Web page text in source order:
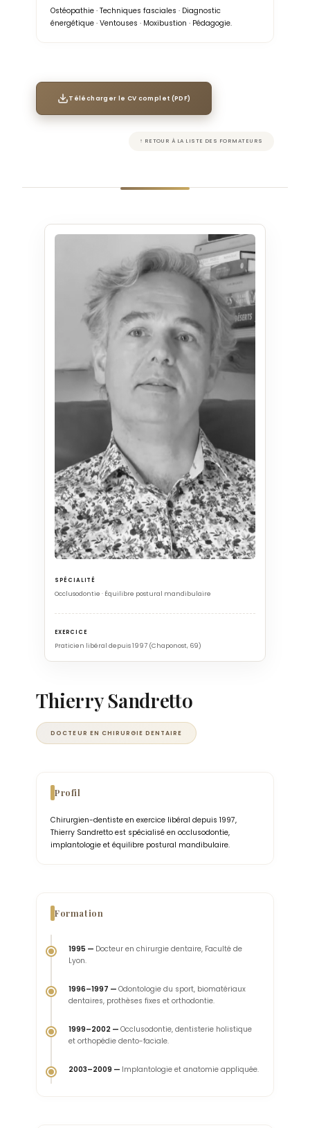
Ostéopathie · Techniques fasciales · Diagnostic
énergétique · Ventouses · Moxibustion · Pédagogie.
Télécharger le CV complet (PDF)
↑ RETOUR À LA LISTE DES FORMATEURS
SPÉCIALITÉ
Occlusodontie · Équilibre postural mandibulaire
EXERCICE
Praticien libéral depuis 1997 (Chaponost, 69)
Thierry Sandretto
DOCTEUR EN CHIRURGIE DENTAIRE
Profil
Chirurgien-dentiste en exercice libéral depuis 1997,
Thierry Sandretto est spécialisé en occlusodontie,
implantologie et équilibre postural mandibulaire.
Formation
1995 — Docteur en chirurgie dentaire, Faculté de
Lyon.
1996–1997 —Odontologie du sport, biomatériaux
dentaires, prothèses fixes et orthodontie.
1999–2002 —Occlusodontie, dentisterie holistique
et orthopédie dento-faciale.
2003–2009 — Implantologie et anatomie appliquée.